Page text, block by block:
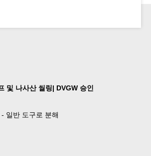
및 나사산 씰링| DVGW 승인
일반 도구로 분해